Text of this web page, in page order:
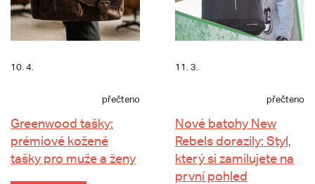
10. 4.
přečteno
Greenwood tašky:
prémiové kožené
tašky pro muže a ženy
11. 3.
přečteno
Nové batohy New
Rebels dorazily: Styl,
který si zamilujete na
první pohled